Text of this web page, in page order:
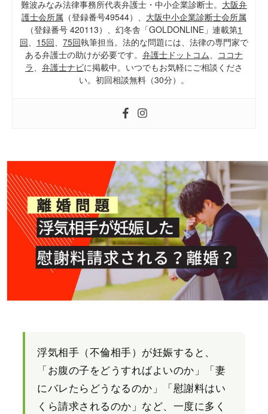
難波みなみ法律事務所代表弁護士・中小企業診断士。 大阪弁
護士会所属 （登録番号49544）、 大阪中小企業診断士会所属
（登録番号 420113）、幻冬舎「GOLDONLINE」連載第1
回、 15回、 75回執筆担当。法的な問題には、法律の専門家で
ある弁護士の助けが必要です。 弁護士ドットコム、 ココナ
ラ、 弁護士ナビに掲載中。いつでもお気軽にご相談くださ
い。初回相談無料（30分）。
浮気相手（不倫相手）が妊娠すると、
「お腹の子をどうすればよいのか」「妻
にバレたらどうなるのか」「慰謝料はい
くら請求されるのか」など、一度に多く